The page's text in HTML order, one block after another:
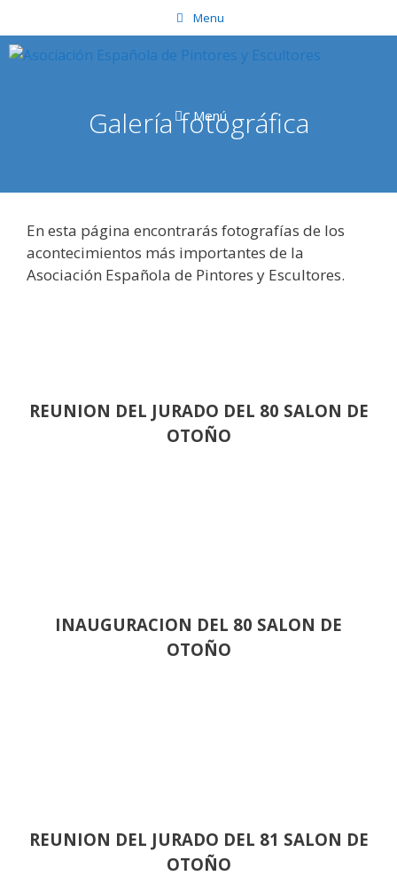
al
contenido
Menu
Menú
Galería fotográfica
En esta página encontrarás fotografías de los
acontecimientos más importantes de la
Asociación Española de Pintores y Escultores.
REUNION DEL JURADO DEL 80 SALON DE
OTOÑO
INAUGURACION DEL 80 SALON DE
OTOÑO
REUNION DEL JURADO DEL 81 SALON DE
OTOÑO